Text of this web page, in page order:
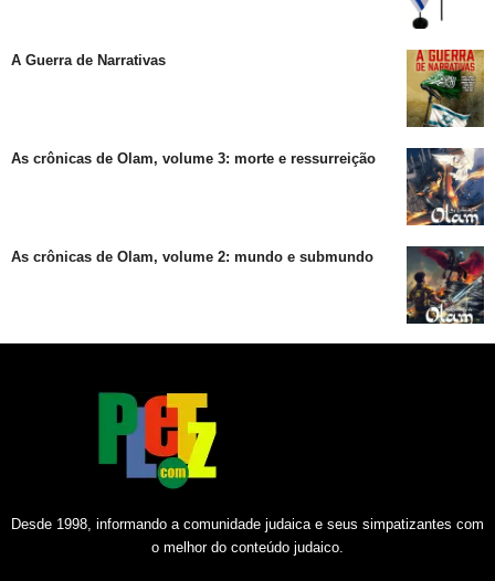
A Guerra de Narrativas
As crônicas de Olam, volume 3: morte e ressurreição
As crônicas de Olam, volume 2: mundo e submundo
Desde 1998, informando a comunidade judaica e seus simpatizantes com
o melhor do conteúdo judaico.